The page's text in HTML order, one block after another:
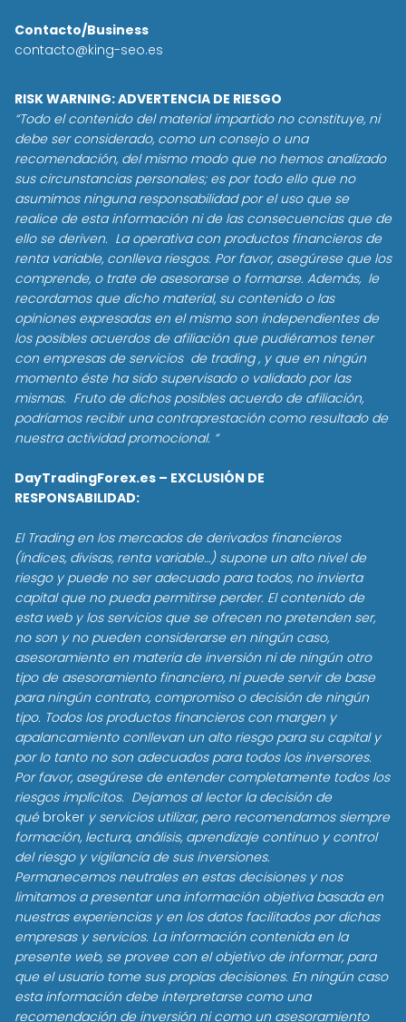
Contacto/Business
contacto@king-seo.es
RISK WARNING: ADVERTENCIA DE RIESGO
“Todo el contenido del material impartido no constituye, ni
debe ser considerado, como un consejo o una
recomendación, del mismo modo que no hemos analizado
sus circunstancias personales; es por todo ello que no
asumimos ninguna responsabilidad por el uso que se
realice de esta información ni de las consecuencias que de
ello se deriven. La operativa con productos financieros de
renta variable, conlleva riesgos. Por favor, asegúrese que los
comprende, o trate de asesorarse o formarse. Además, le
recordamos que dicho material, su contenido o las
opiniones expresadas en el mismo son independientes de
los posibles acuerdos de afiliación que pudiéramos tener
con empresas de servicios de trading , y que en ningún
momento éste ha sido supervisado o validado por las
mismas. Fruto de dichos posibles acuerdo de afiliación,
podríamos recibir una contraprestación como resultado de
nuestra actividad promocional. “
DayTradingForex.es – EXCLUSIÓN DE
RESPONSABILIDAD:
El Trading en los mercados de derivados financieros
(índices, divisas, renta variable…) supone un alto nivel de
riesgo y puede no ser adecuado para todos, no invierta
capital que no pueda permitirse perder. El contenido de
esta web y los servicios que se ofrecen no pretenden ser,
no son y no pueden considerarse en ningún caso,
asesoramiento en materia de inversión ni de ningún otro
tipo de asesoramiento financiero, ni puede servir de base
para ningún contrato, compromiso o decisión de ningún
tipo. Todos los productos financieros con margen y
apalancamiento conllevan un alto riesgo para su capital y
por lo tanto no son adecuados para todos los inversores.
Por favor, asegúrese de entender completamente todos los
riesgos implícitos. Dejamos al lector la decisión de
qué broker y servicios utilizar, pero recomendamos siempre
formación, lectura, análisis, aprendizaje continuo y control
del riesgo y vigilancia de sus inversiones.
Permanecemos neutrales en estas decisiones y nos
limitamos a presentar una información objetiva basada en
nuestras experiencias y en los datos facilitados por dichas
empresas y servicios. La información contenida en la
presente web, se provee con el objetivo de informar, para
que el usuario tome sus propias decisiones. En ningún caso
esta información debe interpretarse como una
recomendación de inversión ni como un asesoramiento